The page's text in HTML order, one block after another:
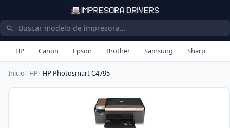
HP Canon Epson Brother Samsung Sharp
Inicio HP HP Photosmart C4795